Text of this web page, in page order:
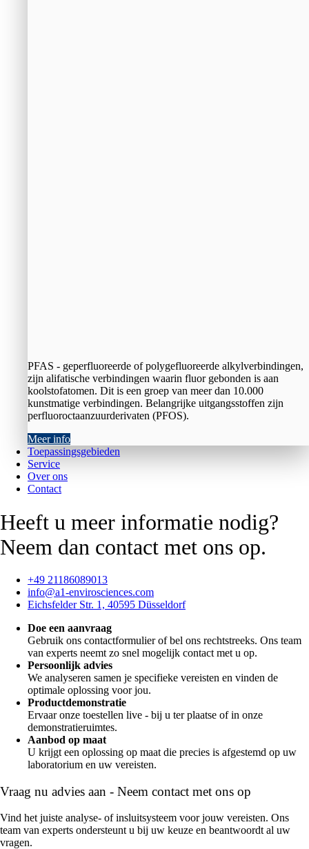
PFAS - geperfluoreerde of polygefluoreerde alkylverbindingen,
zijn alifatische verbindingen waarin fluor gebonden is aan
koolstofatomen. Dit is een groep van meer dan 10.000
kunstmatige verbindingen. Belangrijke uitgangsstoffen zijn
perfluoroctaanzuurderivaten (PFOS).
Meer info
Toepassingsgebieden
Service
Over ons
Contact
Heeft u meer informatie nodig?
Neem dan contact met ons op.
+49 21186089013
info@a1-envirosciences.com
Eichsfelder Str. 1, 40595 Düsseldorf
Doe een aanvraag
Gebruik ons contactformulier of bel ons rechtstreeks. Ons team
van experts neemt zo snel mogelijk contact met u op.
Persoonlijk advies
We analyseren samen je specifieke vereisten en vinden de
optimale oplossing voor jou.
Productdemonstratie
Ervaar onze toestellen live - bij u ter plaatse of in onze
demonstratieruimtes.
Aanbod op maat
U krijgt een oplossing op maat die precies is afgestemd op uw
laboratorium en uw vereisten.
Vraag nu advies aan - Neem contact met ons op
Vind het juiste analyse- of insluitsysteem voor jouw vereisten. Ons
team van experts ondersteunt u bij uw keuze en beantwoordt al uw
vragen.